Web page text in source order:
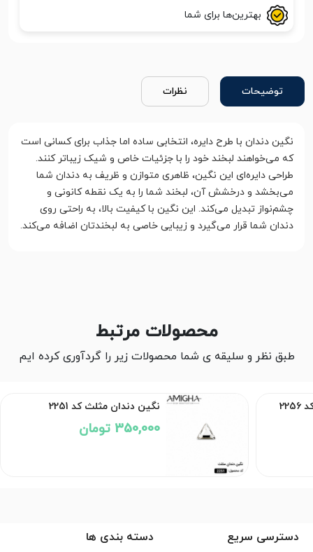
بهترین‌ها برای شما
توضیحات نظرات
نگین دندان با طرح دایره، انتخابی ساده اما جذاب برای کسانی است
که می‌خواهند لبخند خود را با جزئیات خاص و شیک زیباتر کنند.
طراحی دایره‌ای این نگین، ظاهری متوازن و ظریف به دندان شما
می‌بخشد و درخشش آن، لبخند شما را به یک نقطه کانونی و
چشم‌نواز تبدیل می‌کند. این نگین با کیفیت بالا، به راحتی روی
دندان شما قرار می‌گیرد و زیبایی خاصی به لبخندتان اضافه می‌کند.
محصولات مرتبط
طبق نظر و سلیقه ی شما محصولات زیر را گردآوری کرده ایم
نگین دندان مثلث کد 2251
350,000 تومان
دسترسی سریع دسته بندی ها